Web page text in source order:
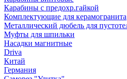
Карабины с предохр.гайкой
Комплектующие для керамогранита
Металлический дюбель для
Муфты для шпильки
Насадки магнитные
Driva
Китай
Германия